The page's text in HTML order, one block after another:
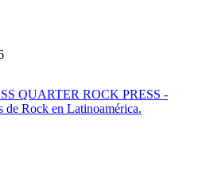
QUARTER ROCK PRESS -
de Rock en Latinoamérica.